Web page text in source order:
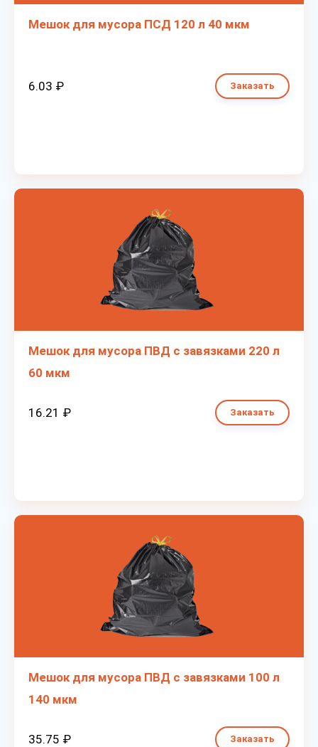
Мешок для мусора ПСД 120 л 40 мкм
6.03 ₽ Заказать
Мешок для мусора ПВД с завязками 220 л
60 мкм
16.21 ₽ Заказать
Мешок для мусора ПВД с завязками 100 л
140 мкм
35.75 ₽ Заказать